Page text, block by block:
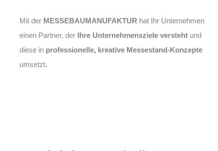
Mit der MESSEBAUMANUFAKTUR hat Ihr Unternehmen
einen Partner, der Ihre Unternehmensziele versteht und
diese in professionelle, kreative Messestand-Konzepte
umsetzt.